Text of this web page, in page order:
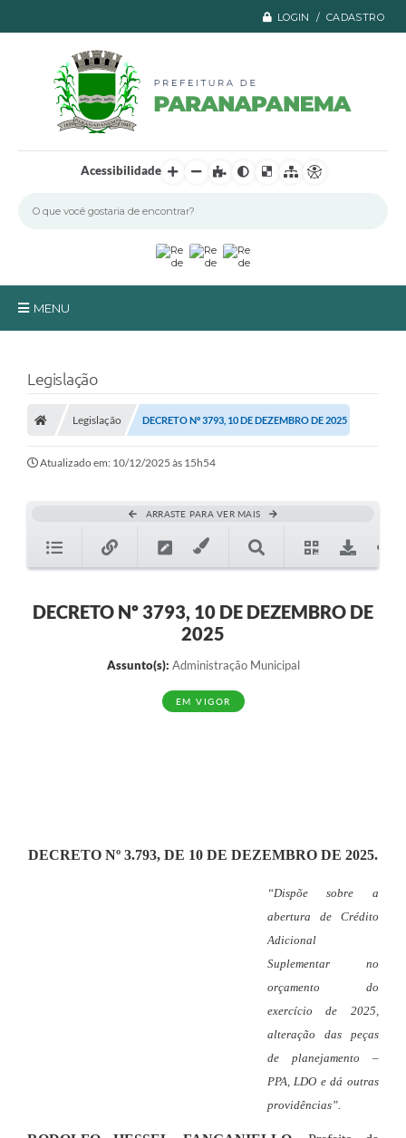
LOGIN / CADASTRO
Acessibilidade
MENU
A Prefeitura
Turismo
Transparência
Fale Conosco
Legislação
Legislação
Legislação DECRETO Nº 3793, 10 DE DEZEMBRO DE 2025
Atualizado em: 10/12/2025 às 15h54
ARRASTE PARA VER MAIS
DECRETO Nº 3793, 10 DE DEZEMBRO DE
2025
Assunto(s): Administração Municipal
EM VIGOR
DECRETO Nº 3.793, DE 10 DE DEZEMBRO DE 2025.
“Dispõe sobre a
abertura de Crédito
Adicional
Suplementar no
orçamento do
exercício de 2025,
alteração das peças
de planejamento –
PPA, LDO e dá outras
providências”.